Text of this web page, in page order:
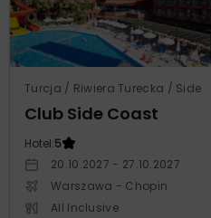
Turcja / Riwiera Turecka / Side
Club Side Coast
Hotel:5
20.10.2027 - 27.10.2027
Warszawa - Chopin
All Inclusive